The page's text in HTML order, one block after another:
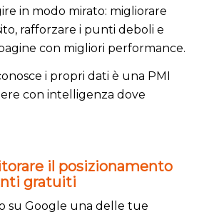
in modo mirato: migliorare
rafforzare i punti deboli e
con migliori performance.
i propri dati è una PMI
con intelligenza dove
il posizionamento
gratuiti
su Google una delle tue